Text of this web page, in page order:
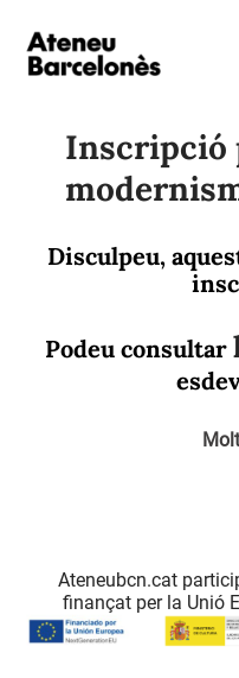
Inscripció
Disculpeu,
Podeu consultar
Ateneubcn.cat
finançat per la Unió